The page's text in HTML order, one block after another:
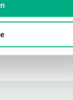
dei tessuti